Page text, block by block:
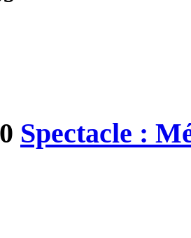
Spectacle :